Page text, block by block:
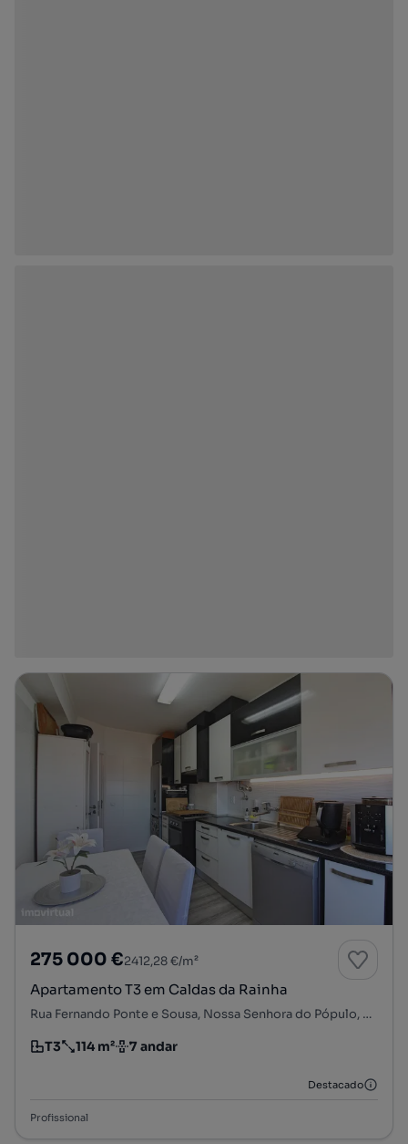
275 000 €2412,28 €/m²
Apartamento T3 em Caldas da Rainha
Rua Fernando Ponte e Sousa, Nossa Senhora do Pópulo, Coto e São Gregório, Caldas da Rainha, Leiria
Tipologia
T3
Preço por metro quadrado
114 m²
Andar 7 andar
Destacado
Profissional